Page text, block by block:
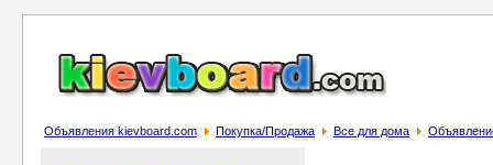
Объявления kievboard.com Покупка/Продажа Все для дома